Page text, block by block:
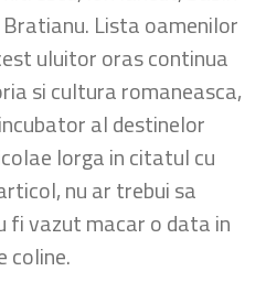
Lista oamenilor
uluitor oras continua
si cultura romaneasca,
al destinelor
Iorga in citatul cu
nu ar trebui sa
fi vazut macar o data in
coline.